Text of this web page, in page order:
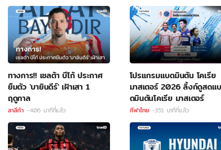
ทางการ!! เซลต้า บีโก้ ประกาศ
ยืมตัว 'บายินดีร์' เฝ้าเสา 1
ฤดูกาล
ลาลีก้า -406 นาทีที่แล้ว
โปรแกรมแบดมินตัน โคเรีย
มาสเตอร์ 2026 ลิ้งก์ดูสดแ
ดมินตันโคเรีย มาสเตอร์
กีฬาไทย -351 นาทีที่แล้ว